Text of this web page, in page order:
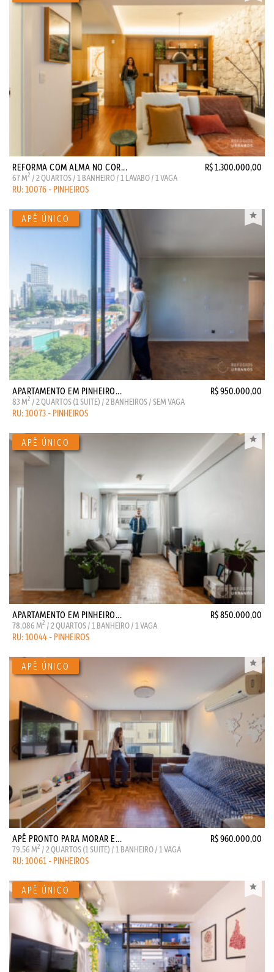
REFORMA COM ALMA NO COR... R$ 1.300.000,00
67 M2 / 2 QUARTOS / 1 BANHEIRO / 1 LAVABO / 1 VAGA
RU: 10076 - PINHEIROS
APARTAMENTO EM PINHEIRO... R$ 950.000,00
83 M2 / 2 QUARTOS (1 SUITE) / 2 BANHEIROS / SEM VAGA
RU: 10073 - PINHEIROS
APARTAMENTO EM PINHEIRO... R$ 850.000,00
78,086 M2 / 2 QUARTOS / 1 BANHEIRO / 1 VAGA
RU: 10044 - PINHEIROS
APÊ PRONTO PARA MORAR E... R$ 960.000,00
79,56 M2 / 2 QUARTOS (1 SUITE) / 1 BANHEIRO / 1 VAGA
RU: 10061 - PINHEIROS